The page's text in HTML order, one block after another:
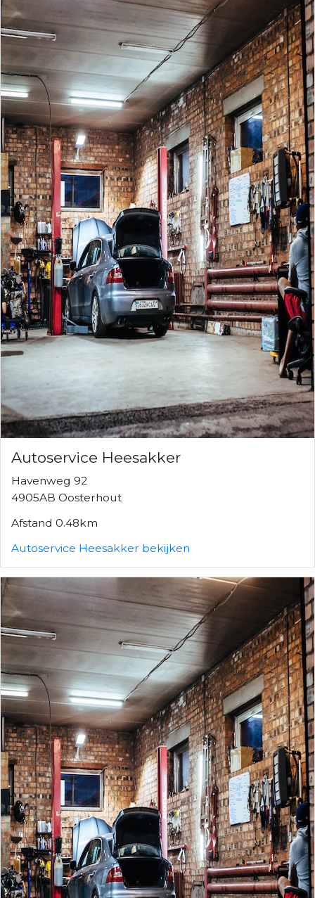
Autoservice Heesakker
Havenweg 92
4905AB Oosterhout
Afstand 0.48km
Autoservice Heesakker bekijken